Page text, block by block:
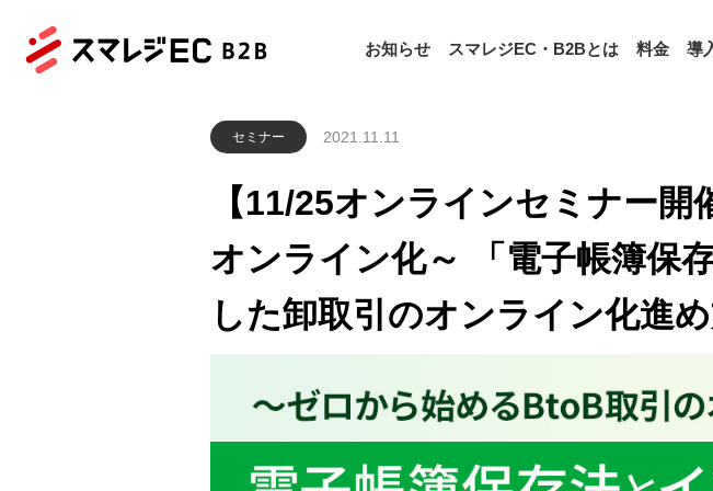
お知らせ スマレジEC・B2Bとは 料金 導
セミナー 2021.11.11
【11/25オンラインセミナー
オンライン化～ 「電子帳簿保
した卸取引のオンライン化進